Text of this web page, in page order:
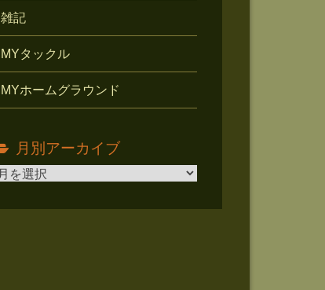
雑記
MYタックル
MYホームグラウンド
月別アーカイブ